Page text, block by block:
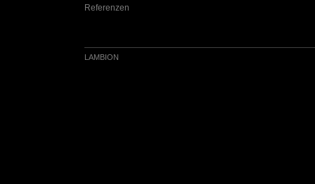
Referenzen
LAMBION